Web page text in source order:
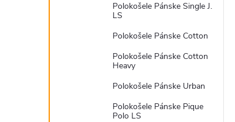
Polokošele Pánske Single J.
LS
Polokošele Pánske Cotton
Polokošele Pánske Cotton
Heavy
Polokošele Pánske Urban
Polokošele Pánske Pique
Polo LS